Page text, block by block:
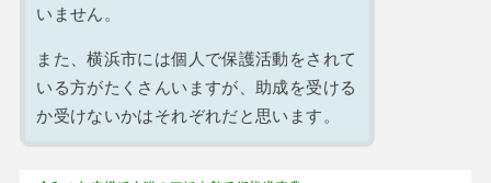
いません。
また、横浜市には個人で保護活動をされて
いる方がたくさんいますが、助成を受ける
か受けないかはそれぞれだと思います。